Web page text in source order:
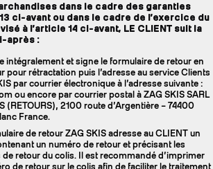
dans le cadre des garanties
ci-avant ou dans le cadre de l’exercice du
à l’article 14 ci-avant, LE CLIENT suit la
après :
intégralement et signe le formulaire de retour en
pour rétractation puis l’adresse au service Clients
par courrier électronique à l’adresse suivante :
ou encore par courrier postal à ZAG SKIS SARL
(RETOURS), 2100 route d’Argentière – 74400
France.
de retour ZAG SKIS adresse au CLIENT un
un numéro de retour et précisant les
retour du colis. Il est recommandé d’imprimer
de retour sur le colis afin de faciliter le traitement